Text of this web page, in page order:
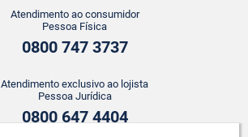
Atendimento ao consumidor
Pessoa Física
0800 747 3737
Atendimento exclusivo ao lojista
Pessoa Jurídica
0800 647 4404